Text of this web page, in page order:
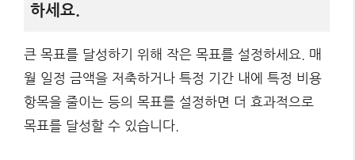
하세요.
큰 목표를 달성하기 위해 작은 목표를 설정하세요. 매
월 일정 금액을 저축하거나 특정 기간 내에 특정 비용
항목을 줄이는 등의 목표를 설정하면 더 효과적으로
목표를 달성할 수 있습니다.